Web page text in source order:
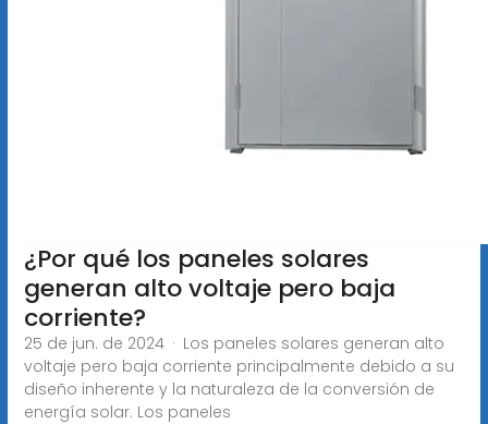
¿Por qué los paneles solares
generan alto voltaje pero baja
corriente?
25 de jun. de 2024 · Los paneles solares generan alto
voltaje pero baja corriente principalmente debido a su
diseño inherente y la naturaleza de la conversión de
energía solar. Los paneles